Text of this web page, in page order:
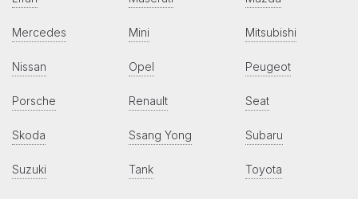
Mercedes Mini Mitsubishi
Nissan Opel Peugeot
Porsche Renault Seat
Skoda Ssang Yong Subaru
Suzuki Tank Toyota